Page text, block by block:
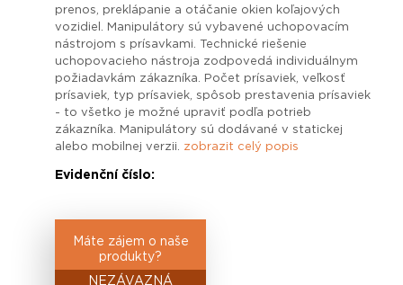
prenos, preklápanie a otáčanie okien koľajových
vozidiel. Manipulátory sú vybavené uchopovacím
nástrojom s prísavkami. Technické riešenie
uchopovacieho nástroja zodpovedá individuálnym
požiadavkám zákazníka. Počet prísaviek, veľkosť
prísaviek, typ prísaviek, spôsob prestavenia prísaviek
- to všetko je možné upraviť podľa potrieb
zákazníka. Manipulátory sú dodávané v statickej
alebo mobilnej verzii. zobrazit celý popis
Evidenční číslo:
Máte zájem o naše
produkty?
NEZÁVAZNÁ